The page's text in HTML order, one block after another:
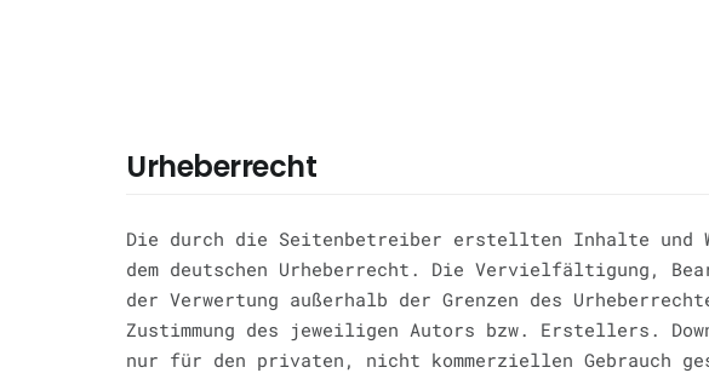
Urheberrecht
Die durch die Seitenbetreiber erstellten Inhalte und
dem deutschen Urheberrecht. Die Vervielfältigung,
der Verwertung außerhalb der Grenzen des
Zustimmung des jeweiligen Autors bzw. Erstellers.
nur für den privaten, nicht kommerziellen Gebrauch